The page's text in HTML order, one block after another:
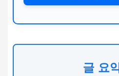
글 요